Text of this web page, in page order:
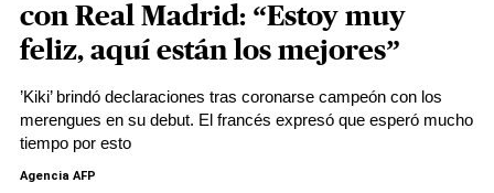
con Real Madrid: “Estoy muy
feliz, aquí están los mejores”
’Kiki’ brindó declaraciones tras coronarse campeón con los
merengues en su debut. El francés expresó que esperó mucho
tiempo por esto
Agencia AFP